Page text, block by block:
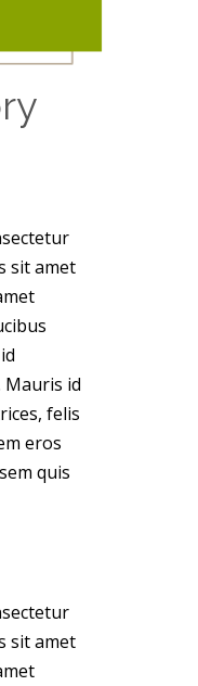
sit amet
Mauris id
felis
eros
quis
sit amet